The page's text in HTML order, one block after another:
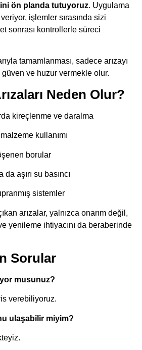
ön planda tutuyoruz. Uygulama
işlemler sırasında sizi
sonrası kontrollerle süreci
tamamlanması, sadece arızayı
ve huzur vermekle olur.
Neden Olur?
kireçlenme ve daralma
kullanımı
borular
aşırı su basıncı
sistemler
arızalar, yalnızca onarım değil,
yenileme ihtiyacını da beraberinde
Sorular
musunuz?
verebiliyoruz.
ulaşabilir miyim?